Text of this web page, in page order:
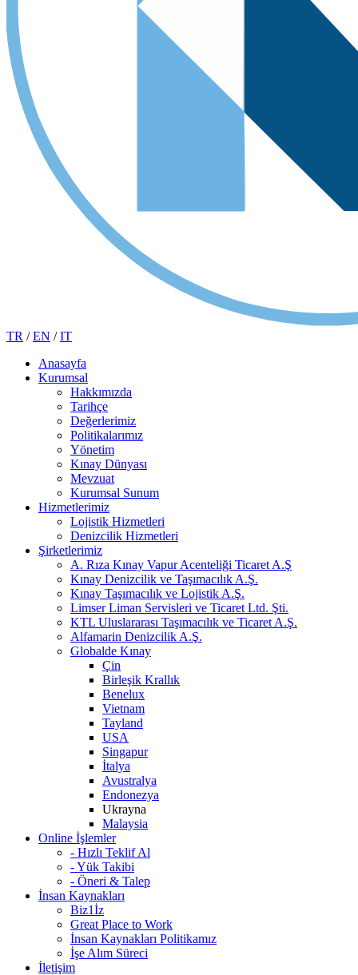
TR /EN /IT
Anasayfa
Kurumsal
Hakkımızda
Tarihçe
Değerlerimiz
Politikalarımız
Yönetim
Kınay Dünyası
Mevzuat
Kurumsal Sunum
Hizmetlerimiz
Lojistik Hizmetleri
Denizcilik Hizmetleri
Şirketlerimiz
A. Rıza Kınay Vapur Acenteliği Ticaret A.Ş
Kınay Denizcilik ve Taşımacılık A.Ş.
Kınay Taşımacılık ve Lojistik A.Ş.
Limser Liman Servisleri ve Ticaret Ltd. Şti.
KTL Uluslararası Taşımacılık ve Ticaret A.Ş.
Alfamarin Denizcilik A.Ş.
Globalde Kınay
Çin
Birleşik Krallık
Benelux
Vietnam
Tayland
USA
Singapur
İtalya
Avustralya
Endonezya
Ukrayna
Malaysia
Online İşlemler
- Hızlı Teklif Al
- Yük Takibi
- Öneri & Talep
İnsan Kaynakları
Biz1İz
Great Place to Work
İnsan Kaynakları Politikamız
İşe Alım Süreci
İletişim